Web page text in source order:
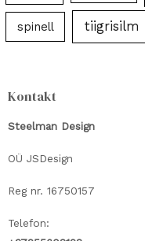
spinell tiigrisilm
Kontakt
Steelman Design
OÜ JSDesign
Reg nr. 16750157
Telefon: